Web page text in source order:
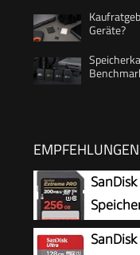
Geräte?
EMPFEHLUNGEN
MB/s, U3, 4K